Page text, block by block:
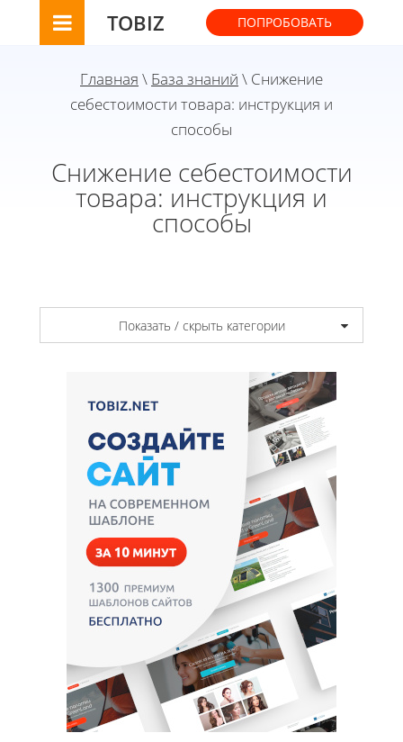
TOBIZ ПОПРОБОВАТЬ
Главная \ База знаний \ Снижение
себестоимости товара: инструкция и
способы
Снижение себестоимости
товара: инструкция и
способы
Показать / скрыть категории